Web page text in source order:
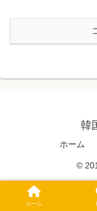
韓
ホーム
©
ホーム